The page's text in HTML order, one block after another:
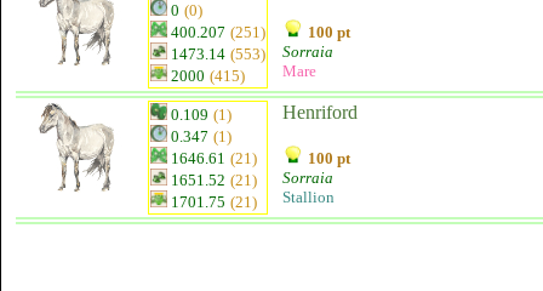
0 (0)
400.207 (251)
1473.14 (553)
2000 (415)
100 pt
Sorraia
Mare
0.109 (1)
0.347 (1)
1646.61 (21)
1651.52 (21)
1701.75 (21)
Henriford
100 pt
Sorraia
Stallion